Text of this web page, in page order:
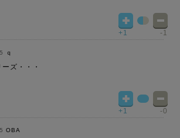
+1 -1
ｑ
ズ・・・
+1 -0
OBA